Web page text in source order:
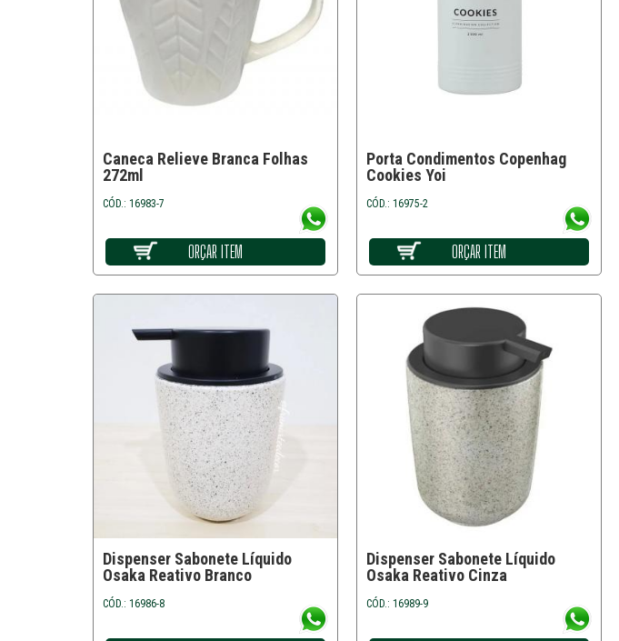
Caneca Relieve Branca Folhas
272ml
CÓD.: 16983-7
ORÇAR ITEM
Porta Condimentos Copenhag
Cookies Yoi
CÓD.: 16975-2
ORÇAR ITEM
Dispenser Sabonete Líquido
Osaka Reativo Branco
CÓD.: 16986-8
Dispenser Sabonete Líquido
Osaka Reativo Cinza
CÓD.: 16989-9